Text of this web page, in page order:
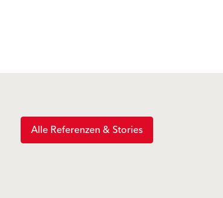
Alle Referenzen & Stories